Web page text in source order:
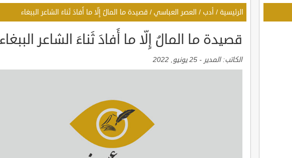
الرئيسية / أدب / العصر العباسي / قصيدة ما المالُ إِلّا ما أَفادَ ثَناءَ الشاعر الببغاء
قصيدة ما المالُ إِلّا ما أَفادَ ثَناءَ الشاعر الببغاء
الكاتب:المدير - 25 يونيو, 2022